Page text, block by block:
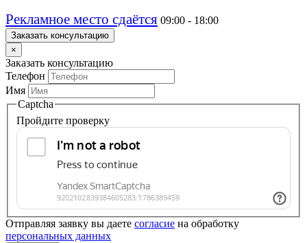
Рекламное место сдаётся 09:00 - 18:00
Заказать консультацию
×
Заказать консультацию
Телефон
Имя
Captcha
Пройдите проверку
Отправляя заявку вы даете согласие на обработку
персональных данных